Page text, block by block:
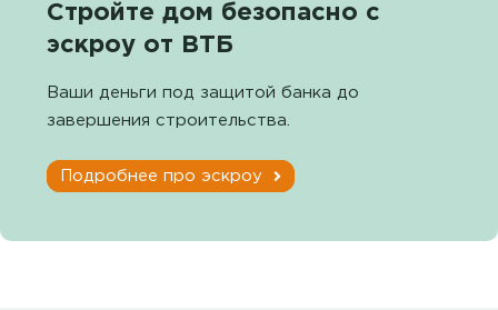
Стройте дом безопасно с
эскроу от ВТБ
Ваши деньги под защитой банка до
завершения строительства.
Подробнее про эскроу